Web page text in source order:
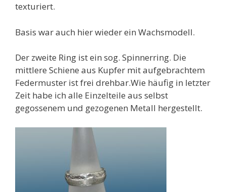
texturiert.
Basis war auch hier wieder ein Wachsmodell.
Der zweite Ring ist ein sog. Spinnerring. Die
mittlere Schiene aus Kupfer mit aufgebrachtem
Federmuster ist frei drehbar.Wie häufig in letzter
Zeit habe ich alle Einzelteile aus selbst
gegossenem und gezogenen Metall hergestellt.